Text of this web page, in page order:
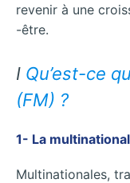
revenir à une
-être.
I Qu’est-ce
(FM) ?
1- La
Multinationales,